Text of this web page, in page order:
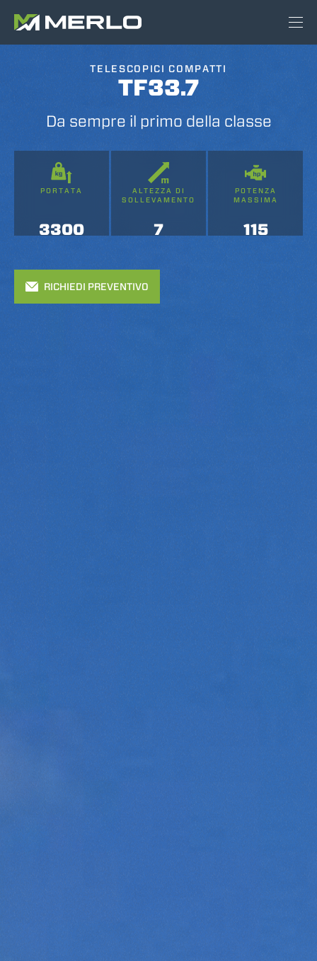
TELESCOPICI COMPATTI
TF33.7
Da sempre il primo della classe
PORTATA
3300
ALTEZZA DI
SOLLEVAMENTO
7
POTENZA
MASSIMA
115
RICHIEDI PREVENTIVO